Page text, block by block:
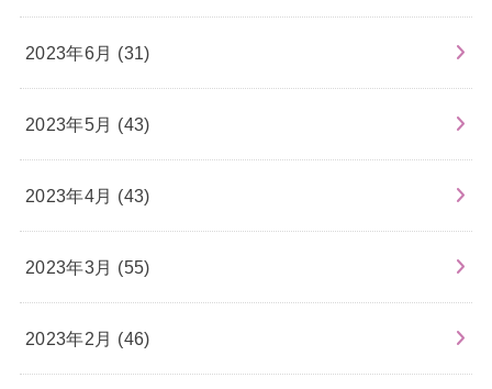
2023年6月 (31)
2023年5月 (43)
2023年4月 (43)
2023年3月 (55)
2023年2月 (46)